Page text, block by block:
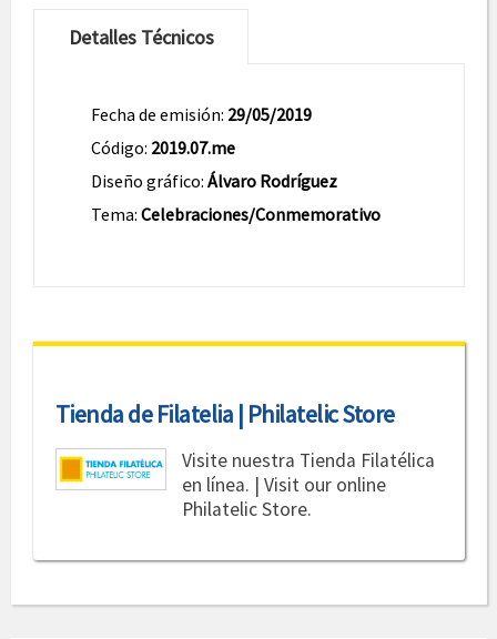
Detalles Técnicos
Fecha de emisión: 29/05/2019
Código: 2019.07.me
Diseño gráfico: Álvaro Rodríguez
Tema: Celebraciones/Conmemorativo
Tienda de Filatelia | Philatelic Store
Visite nuestra Tienda Filatélica
en línea. | Visit our online
Philatelic Store.